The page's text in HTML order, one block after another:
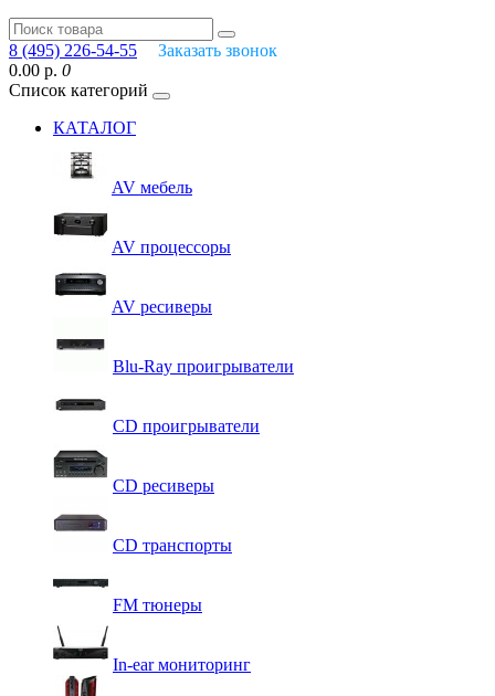
8 (495) 226-54-55
Заказать звонок
0.00 р. 0
Список категорий
КАТАЛОГ
AV мебель
AV процессоры
AV ресиверы
Blu-Ray проигрыватели
CD проигрыватели
CD ресиверы
CD транспорты
FM тюнеры
In-ear мониторинг